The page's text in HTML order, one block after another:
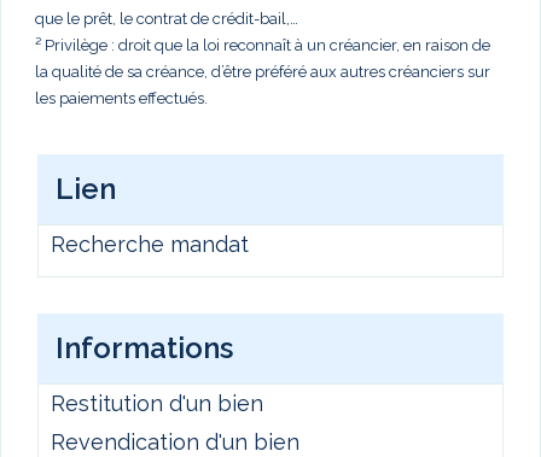
que le prêt, le contrat de crédit-bail,…
² Privilège : droit que la loi reconnaît à un créancier, en raison de
la qualité de sa créance, d’être préféré aux autres créanciers sur
les paiements effectués.
Lien
Recherche mandat
Informations
Restitution d'un bien
Revendication d'un bien